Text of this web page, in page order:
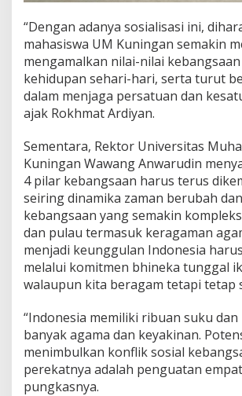
“Dengan adanya sosialisasi ini,
mahasiswa UM Kuningan semakin
mengamalkan nilai-nilai
kehidupan sehari-hari, serta turut
dalam menjaga persatuan dan
ajak Rokhmat Ardiyan.
Sementara, Rektor Universitas
Kuningan Wawang Anwarudin
4 pilar kebangsaan harus terus
seiring dinamika zaman berubah
kebangsaan yang semakin
dan pulau termasuk keragaman
menjadi keunggulan Indonesia
melalui komitmen bhineka tunggal
walaupun kita beragam tetapi tetap
“Indonesia memiliki ribuan suku dan
banyak agama dan keyakinan.
menimbulkan konflik sosial
perekatnya adalah penguatan
pungkasnya.